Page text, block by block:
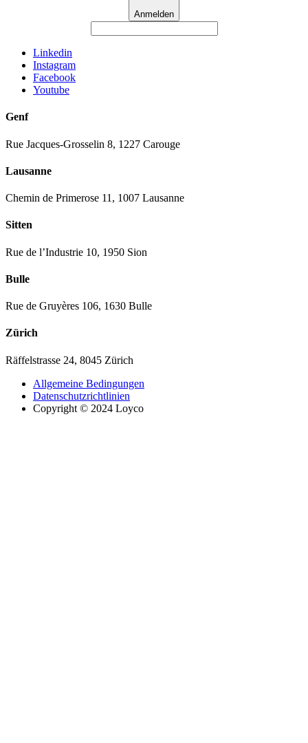
Anmelden
Linkedin
Instagram
Facebook
Youtube
Genf
Rue Jacques-Grosselin 8, 1227 Carouge
Lausanne
Chemin de Primerose 11, 1007 Lausanne
Sitten
Rue de l’Industrie 10, 1950 Sion
Bulle
Rue de Gruyères 106, 1630 Bulle
Zürich
Räffelstrasse 24, 8045 Zürich
Allgemeine Bedingungen
Datenschutzrichtlinien
Copyright © 2024 Loyco